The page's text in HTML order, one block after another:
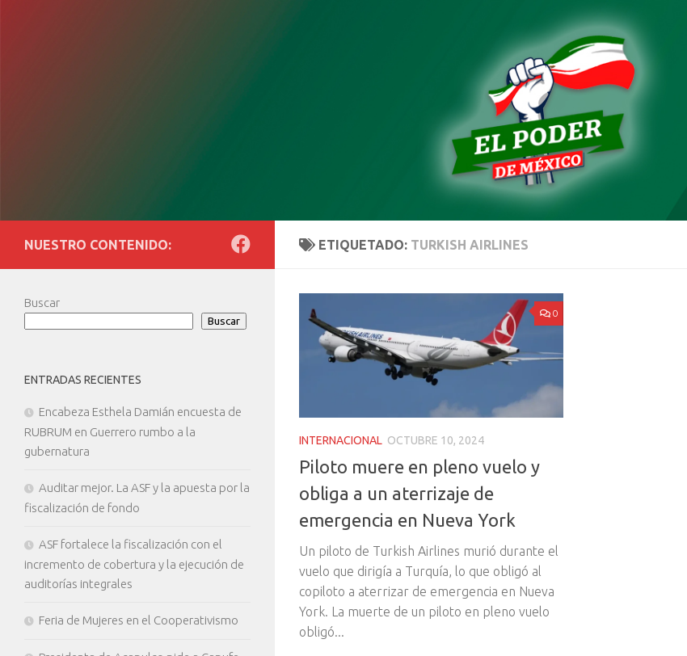
ETIQUETADO: TURKISH AIRLINES
0
INTERNACIONAL OCTUBRE 10, 2024
Piloto muere en pleno vuelo y
obliga a un aterrizaje de
emergencia en Nueva York
Un piloto de Turkish Airlines murió durante el
vuelo que dirigía a Turquía, lo que obligó al
copiloto a aterrizar de emergencia en Nueva
York. La muerte de un piloto en pleno vuelo
obligó...
NUESTRO CONTENIDO:
Buscar
Buscar
ENTRADAS RECIENTES
Encabeza Esthela Damián encuesta de
RUBRUM en Guerrero rumbo a la
gubernatura
Auditar mejor. La ASF y la apuesta por la
fiscalización de fondo
ASF fortalece la fiscalización con el
incremento de cobertura y la ejecución de
auditorías integrales
Feria de Mujeres en el Cooperativismo